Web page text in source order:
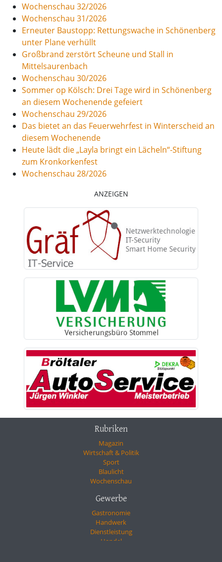
Wochenschau 32/2026
Wochenschau 31/2026
Erneuter Baustopp: Rettungswache in Schönenberg
unter Plane verhüllt
Großbrand zerstört Scheune und Stall in
Mittelsaurenbach
Wochenschau 30/2026
Sommer op Kölsch: Drei Tage wird in Schönenberg
an diesem Wochenende gefeiert
Wochenschau 29/2026
Das bietet an das Feuerwehrfest in Winterscheid an
diesem Wochenende
Heute lädt die „Layla bringt ein Lächeln“-Stiftung
zum Kronkorkenfest
Wochenschau 28/2026
ANZEIGEN
Rubriken
Magazin
Wirtschaft & Politik
Sport
Blaulicht
Wochenschau
Gewerbe
Gastronomie
Handwerk
Dienstleistung
Handel